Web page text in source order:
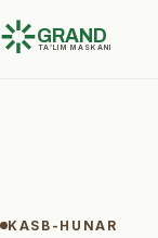
GRAND
TA’LIM MASKANI
KASB-HUNAR